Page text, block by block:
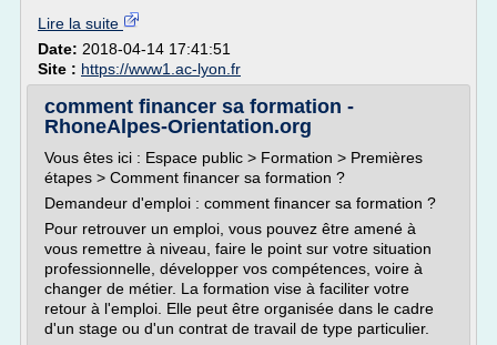
Lire la suite
Date: 2018-04-14 17:41:51
Site : https://www1.ac-lyon.fr
comment financer sa formation -
RhoneAlpes-Orientation.org
Vous êtes ici : Espace public > Formation > Premières
étapes > Comment financer sa formation ?
Demandeur d'emploi : comment financer sa formation ?
Pour retrouver un emploi, vous pouvez être amené à
vous remettre à niveau, faire le point sur votre situation
professionnelle, développer vos compétences, voire à
changer de métier. La formation vise à faciliter votre
retour à l'emploi. Elle peut être organisée dans le cadre
d'un stage ou d'un contrat de travail de type particulier.